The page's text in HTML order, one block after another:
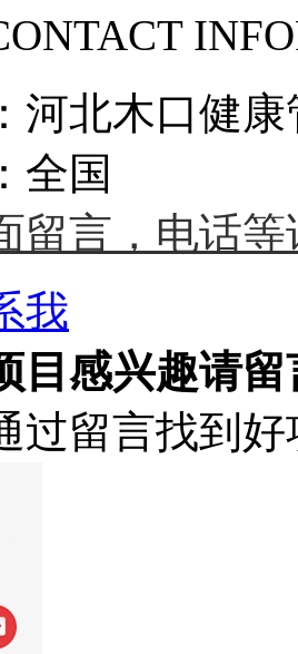
河北木口健
全国
留言，电话
我
目感兴趣请留
过留言找到